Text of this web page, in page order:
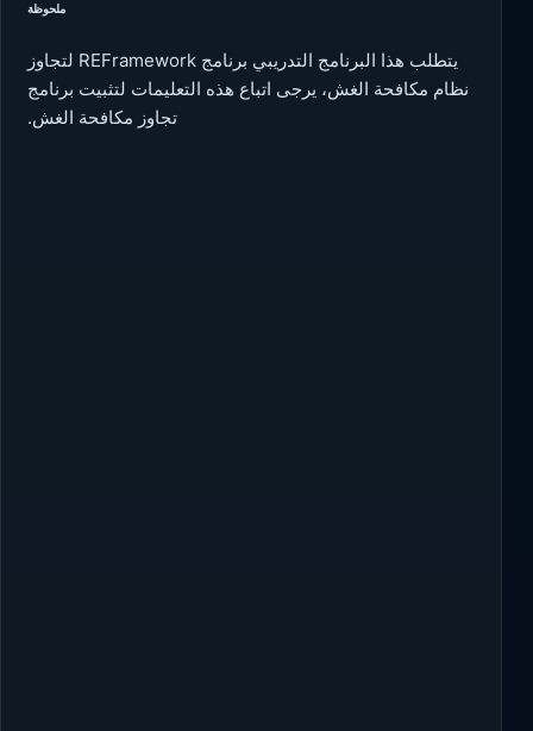
ملحوظة
يتطلب هذا البرنامج التدريبي برنامج REFramework لتجاوز
نظام مكافحة الغش، يرجى اتباع هذه التعليمات لتثبيت برنامج
تجاوز مكافحة الغش.